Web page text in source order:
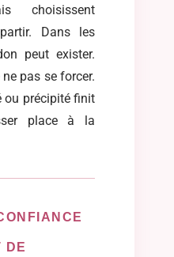
choisissent
Dans les
peut exister.
pas se forcer.
ou précipité finit
place à la
DE